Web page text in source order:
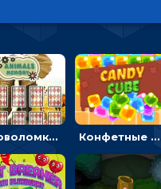
Головоломка с животными: переворачивать карточки, чтобы находить пару Конфетные кубики: двигать сладости в сторону, чтобы стрелять по целям